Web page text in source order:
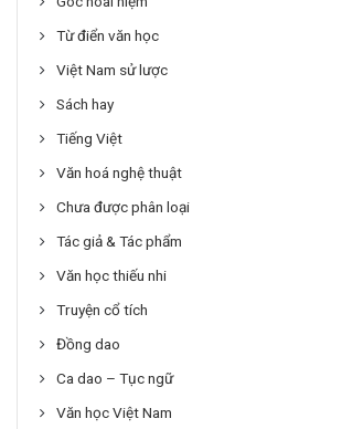
Từ điển văn học
Việt Nam sử lược
Sách hay
Tiếng Việt
Văn hoá nghệ thuật
Chưa được phân loại
Tác giả & Tác phẩm
Văn học thiếu nhi
Truyện cổ tích
Đồng dao
Ca dao – Tục ngữ
Văn học Việt Nam